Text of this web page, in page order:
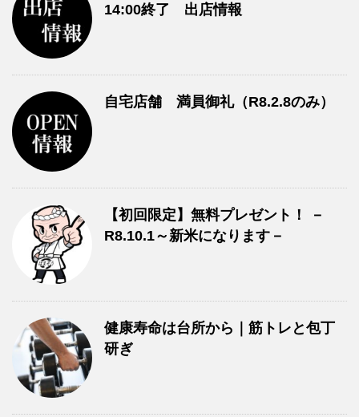
14:00終了 出店情報
自宅店舗 満員御礼（R8.2.8のみ）
【初回限定】無料プレゼント！ －
R8.10.1～新米になります－
健康寿命は台所から｜筋トレと包丁
研ぎ